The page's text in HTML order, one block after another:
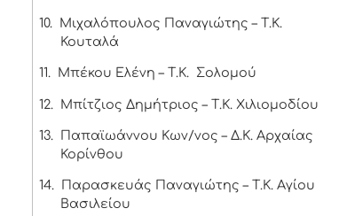
10.
Μιχαλόπουλος Παναγιώτης – Τ.Κ.
Κουταλά
11. Μπέκου Ελένη – Τ.Κ. Σολομού
12. Μπίτζιος Δημήτριος – Τ.Κ. Χιλιομοδίου
13.
Παπαϊωάννου Κων/νος – Δ.Κ. Αρχαίας
Κορίνθου
14.
Παρασκευάς Παναγιώτης – Τ.Κ. Αγίου
Βασιλείου